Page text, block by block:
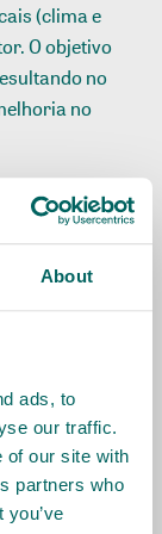
About
ads, to
our traffic.
of our site with
partners who
(clima e
O objetivo
no
no
que estão
é
piquetes,
com